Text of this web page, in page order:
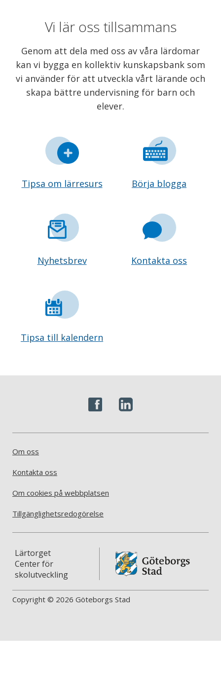
Vi lär oss tillsammans
Genom att dela med oss av våra lärdomar
kan vi bygga en kollektiv kunskapsbank som
vi använder för att utveckla vårt lärande och
skapa bättre undervisning för barn och
elever.
Tipsa om lärresurs Börja blogga
Nyhetsbrev Kontakta oss
Tipsa till kalendern
Om oss
Kontakta oss
Om cookies på webbplatsen
Tillgänglighetsredogörelse
Lärtorget
Center för
skolutveckling
Copyright © 2026 Göteborgs Stad